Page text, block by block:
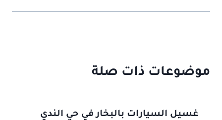
موضوعات ذات صلة
غسيل السيارات بالبخار في حي الندي